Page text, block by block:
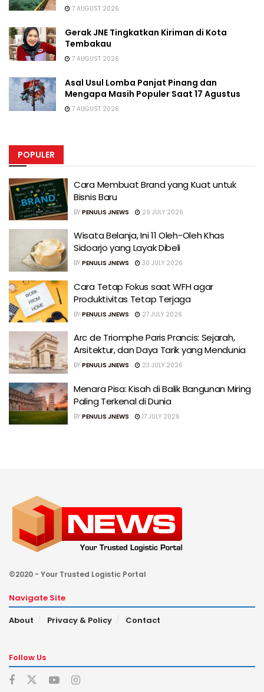
7 AUGUST 2026
Gerak JNE Tingkatkan Kiriman di Kota
Tembakau
7 AUGUST 2026
Asal Usul Lomba Panjat Pinang dan
Mengapa Masih Populer Saat 17 Agustus
7 AUGUST 2026
POPULER
Cara Membuat Brand yang Kuat untuk
Bisnis Baru
BY PENULIS JNEWS 29 JULY 2026
Wisata Belanja, Ini 11 Oleh-Oleh Khas
Sidoarjo yang Layak Dibeli
BY PENULIS JNEWS 30 JULY 2026
Cara Tetap Fokus saat WFH agar
Produktivitas Tetap Terjaga
BY PENULIS JNEWS 27 JULY 2026
Arc de Triomphe Paris Prancis: Sejarah,
Arsitektur, dan Daya Tarik yang Mendunia
BY PENULIS JNEWS 23 JULY 2026
Menara Pisa: Kisah di Balik Bangunan Miring
Paling Terkenal di Dunia
BY PENULIS JNEWS 17 JULY 2026
©2020 - Your Trusted Logistic Portal
Navigate Site
About
Privacy & Policy Contact
Follow Us